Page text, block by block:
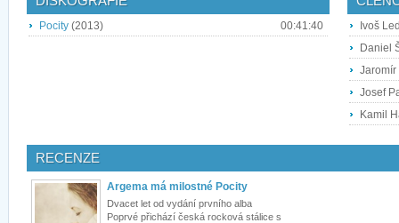
Pocity (2013) 00:41:40
Ivoš
Daniel
Jaromír
Josef
Kamil
RECENZE
Argema má milostné Pocity
Dvacet let od vydání prvního alba
Poprvé přichází česká rocková stálice s